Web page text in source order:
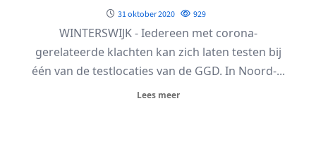
31 oktober 2020 929
WINTERSWIJK - Iedereen met corona-
gerelateerde klachten kan zich laten testen bij
één van de testlocaties van de GGD. In Noord-...
Lees meer